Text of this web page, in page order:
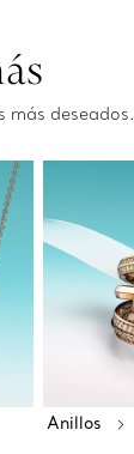
más deseados.
Anillos